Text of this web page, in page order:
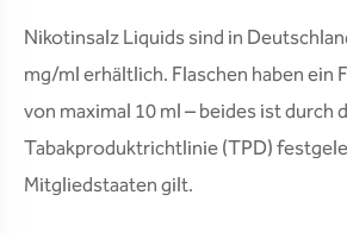
Nikotinsalz Liquids sind in
mg/ml erhältlich. Flaschen haben ein
von maximal 10 ml – beides ist durch
Tabakproduktrichtlinie (TPD)
Mitgliedstaaten gilt.